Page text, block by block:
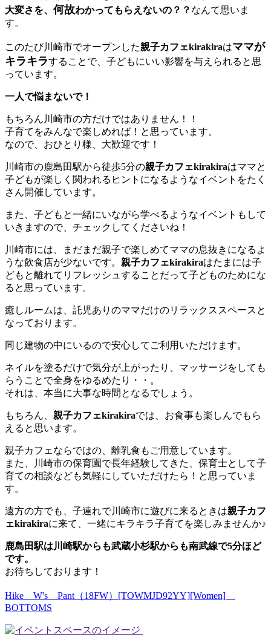
大変さを、 何故わかってもらえないの？？ なんて思いま
す。
このたび川崎市でオープンした親子カフェkirakiraはママが
キラキラすることで、子どもにいい影響を与えられると思
っています。
一人で悩まないで！
もちろん川崎市の方だけではありません！！
子育てをみんなで楽しめれば！と思っています。
なので、おひとり様、大歓迎です！
川崎市の鹿島田駅から徒歩5分の親子カフェkirakiraはママと
子どもが楽しく関われるヒントになるようなイベントをたく
さん開催しています。
また、子どもと一緒にいながら学べるようなイベントもして
いきますので、チェックしてくださいね！
川崎市には、まだまだ親子で楽しめてママの息抜きになるよ
うな飲食店が少ないです。 親子カフェkirakiraはたまには子
どもと離れてリフレッシュすることだって子どものためにな
ると思っています。
癒しルームは、託児ありのママだけのリラックススペースと
なっております。
同じ建物の中にいるので安心してご利用いただけます。
ネイルを塗るだけで気分が上がったり、マッサージをしても
らうことで全身をゆるめたり・・。
それは、本当に大事な時間となるでしょう。
もちろん、 親子カフェkirakiraでは、お食事も楽しんでもら
えると思います。
親子カフェならではの、離乳食もご用意しています。
また、川崎市の保育園で長年経験してきた、保育士として子
育ての相談なども気軽にしていただけたら！と思っていま
す。
遠方の方でも、子連れで川崎市に遊びに来るときは親子カフ
ェkirakiraに来て、一緒にキラキラ子育てを楽しみませんか♪
鹿島田駅は川崎駅からも武蔵小杉駅からも南武線で5分ほど
です。
お待ちしております！
Hike W's Pant（18FW）[TOWMJD92YY][Women]
BOTTOMS